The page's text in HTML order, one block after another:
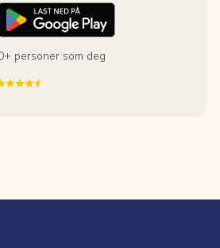
personer som deg